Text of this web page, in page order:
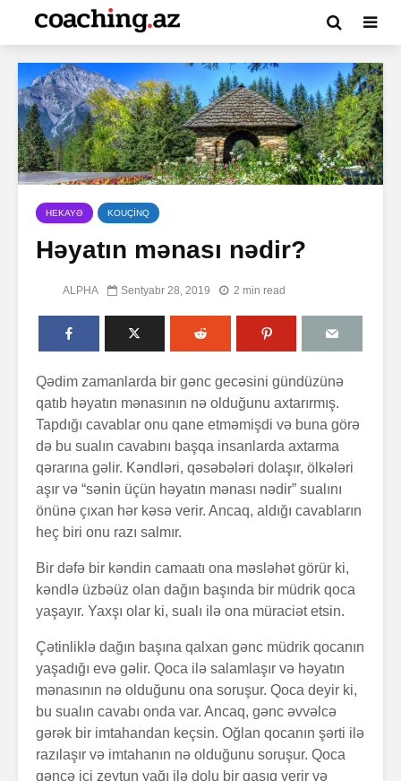
HEKAYƏ KOUÇİNQ
Həyatın mənası nədir?
ALPHA Sentyabr 28, 2019 2 min read
Qədim zamanlarda bir gənc gecəsini gündüzünə
qatıb həyatın mənasının nə olduğunu axtarırmış.
Tapdığı cavablar onu qane etməmişdi və buna görə
də bu sualın cavabını başqa insanlarda axtarma
qərarına gəlir. Kəndləri, qəsəbələri dolaşır, ölkələri
aşır və “sənin üçün həyatın mənası nədir” sualını
önünə çıxan hər kəsə verir. Ancaq, aldığı cavabların
heç biri onu razı salmır.
Bir dəfə bir kəndin camaatı ona məsləhət görür ki,
kəndlə üzbəüz olan dağın başında bir müdrik qoca
yaşayır. Yaxşı olar ki, sualı ilə ona müraciət etsin.
Çətinliklə dağın başına qalxan gənc müdrik qocanın
yaşadığı evə gəlir. Qoca ilə salamlaşır və həyatın
mənasının nə olduğunu ona soruşur. Qoca deyir ki,
bu sualın cavabı onda var. Ancaq, gənc əvvəlcə
gərək bir imtahandan keçsin. Oğlan qocanın şərti ilə
razılaşır və imtahanın nə olduğunu soruşur. Qoca
gəncə içi zeytun yağı ilə dolu bir qaşıq verir və
Alfred Adler və
onun fərdi
psixologiya
“Ulduzlu gecə”
necə yarandı?
Özünüdərketmə
nədir və necə
üçün 6
Avraam